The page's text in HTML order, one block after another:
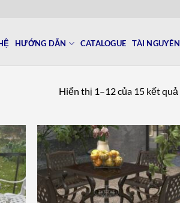
HƯỚNG DẪN CATALOGUE TÀI NGUYÊN
Hiển thị 1–12 của 15 kết quả
to
Add to
wishlist